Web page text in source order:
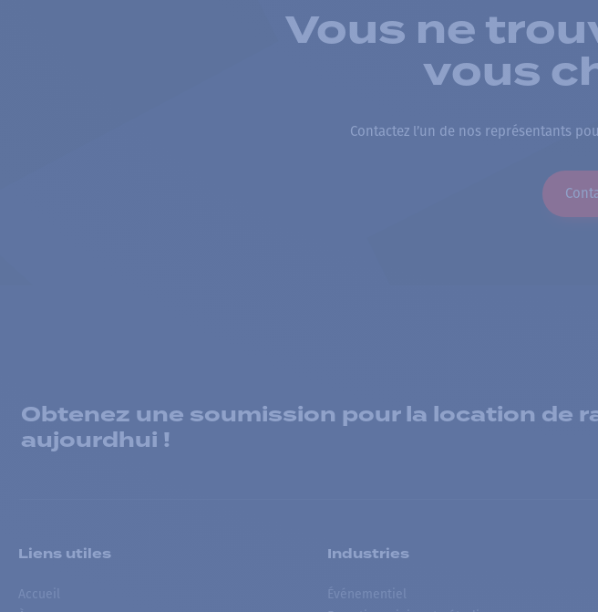
Vous ne
vous
Contactez l’un de nos représentants
Obtenez une soumission pour la location de
aujourdhui !
Liens utiles
Accueil
Industries
Événementiel